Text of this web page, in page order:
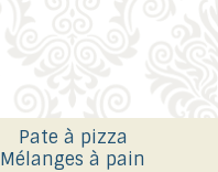
Pate à pizza
Mélanges à pain